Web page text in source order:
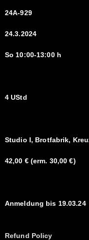
24A-929
24.3.2024
So 10:00-13:00 h
4 UStd
Studio I, Brotfabrik,
42,00 € (erm. 30,00 €)
Anmeldung bis 19.03.24
Refund Policy